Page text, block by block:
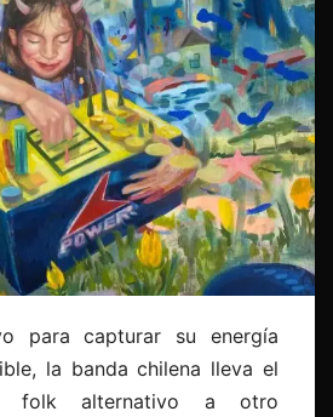
para capturar su energía
la banda chilena lleva el
alternativo a otro